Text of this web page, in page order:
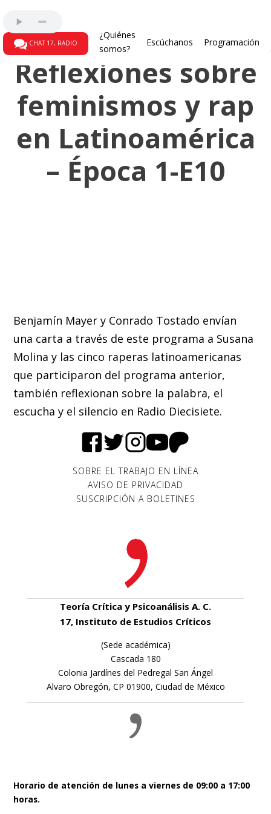
CHAT 17, RADIO
¿Quiénes
somos?
Escúchanos Programación
Reflexiones sobre
feminismos y rap
en Latinoamérica
– Época 1-E10
Benjamín Mayer y Conrado Tostado envían
una carta a través de este programa a Susana
Molina y las cinco raperas latinoamericanas
que participaron del programa anterior,
también reflexionan sobre la palabra, el
escucha y el silencio en Radio Diecisiete.
SOBRE EL TRABAJO EN LÍNEA
AVISO DE PRIVACIDAD
SUSCRIPCIÓN A BOLETINES
Teoría Crítica y Psicoanálisis A. C.
17, Instituto de Estudios Críticos
(Sede académica)
Cascada 180
Colonia Jardínes del Pedregal San Ángel
Alvaro Obregón, CP 01900, Ciudad de México
Horario de atención de lunes a viernes de 09:00 a 17:00
horas.